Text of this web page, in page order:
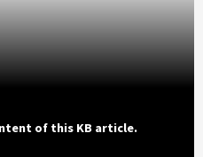
of this KB article.